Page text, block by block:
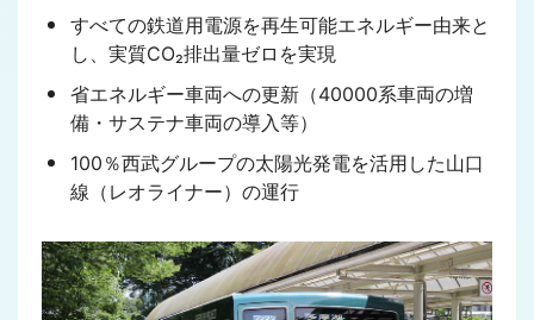
すべての鉄道用電源を再生可能エネルギー由来と
し、実質CO₂排出量ゼロを実現
省エネルギー車両への更新（40000系車両の増
備・サステナ車両の導入等）
100％西武グループの太陽光発電を活用した山口
線（レオライナー）の運行